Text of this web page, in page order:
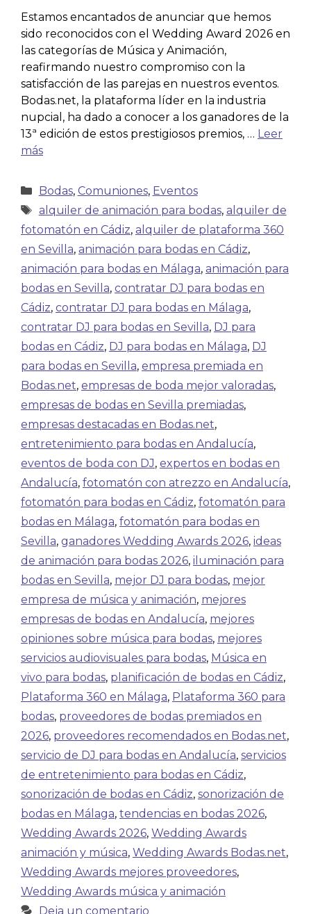
Estamos encantados de anunciar que hemos
sido reconocidos con el Wedding Award 2026 en
las categorías de Música y Animación,
reafirmando nuestro compromiso con la
satisfacción de las parejas en nuestros eventos.
Bodas.net, la plataforma líder en la industria
nupcial, ha dado a conocer a los ganadores de la
13ª edición de estos prestigiosos premios, … Leer
más
Bodas, Comuniones, Eventos
alquiler de animación para bodas, alquiler de
fotomatón en Cádiz, alquiler de plataforma 360
en Sevilla, animación para bodas en Cádiz,
animación para bodas en Málaga, animación para
bodas en Sevilla, contratar DJ para bodas en
Cádiz, contratar DJ para bodas en Málaga,
contratar DJ para bodas en Sevilla, DJ para
bodas en Cádiz, DJ para bodas en Málaga, DJ
para bodas en Sevilla, empresa premiada en
Bodas.net, empresas de boda mejor valoradas,
empresas de bodas en Sevilla premiadas,
empresas destacadas en Bodas.net,
entretenimiento para bodas en Andalucía,
eventos de boda con DJ, expertos en bodas en
Andalucía, fotomatón con atrezzo en Andalucía,
fotomatón para bodas en Cádiz, fotomatón para
bodas en Málaga, fotomatón para bodas en
Sevilla, ganadores Wedding Awards 2026, ideas
de animación para bodas 2026, iluminación para
bodas en Sevilla, mejor DJ para bodas, mejor
empresa de música y animación, mejores
empresas de bodas en Andalucía, mejores
opiniones sobre música para bodas, mejores
servicios audiovisuales para bodas, Música en
vivo para bodas, planificación de bodas en Cádiz,
Plataforma 360 en Málaga, Plataforma 360 para
bodas, proveedores de bodas premiados en
2026, proveedores recomendados en Bodas.net,
servicio de DJ para bodas en Andalucía, servicios
de entretenimiento para bodas en Cádiz,
sonorización de bodas en Cádiz, sonorización de
bodas en Málaga, tendencias en bodas 2026,
Wedding Awards 2026, Wedding Awards
animación y música, Wedding Awards Bodas.net,
Wedding Awards mejores proveedores,
Wedding Awards música y animación
Deja un comentario